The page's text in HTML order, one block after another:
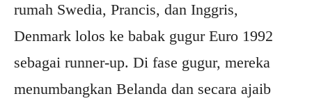
rumah Swedia, Prancis, dan Inggris,
Denmark lolos ke babak gugur Euro 1992
sebagai runner-up. Di fase gugur, mereka
menumbangkan Belanda dan secara ajaib